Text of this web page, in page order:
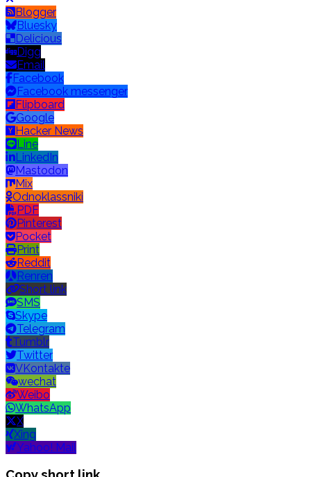
Blogger
Bluesky
Delicious
Digg
Email
Facebook
Facebook messenger
Flipboard
Google
Hacker News
Line
LinkedIn
Mastodon
Mix
Odnoklassniki
PDF
Pinterest
Pocket
Print
Reddit
Renren
Short link
SMS
Skype
Telegram
Tumblr
Twitter
VKontakte
wechat
Weibo
WhatsApp
X
Xing
Yahoo! Mail